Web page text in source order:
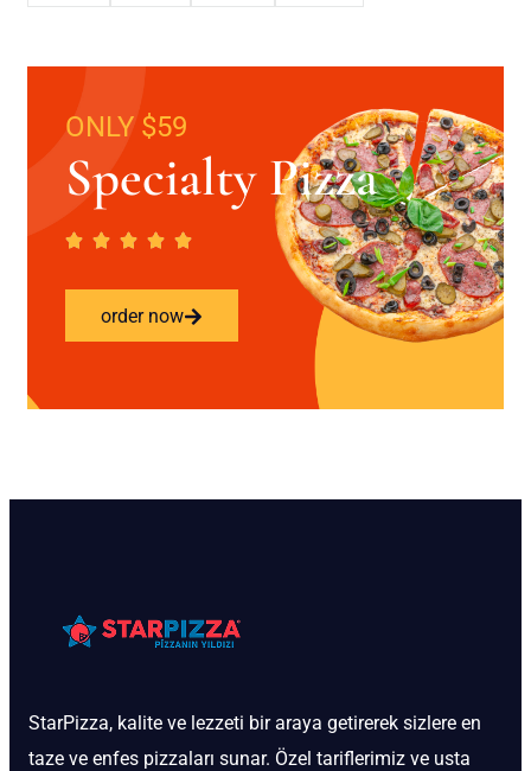
ONLY $59
Specialty Pizza
order now
StarPizza, kalite ve lezzeti bir araya getirerek sizlere en
taze ve enfes pizzaları sunar. Özel tariflerimiz ve usta